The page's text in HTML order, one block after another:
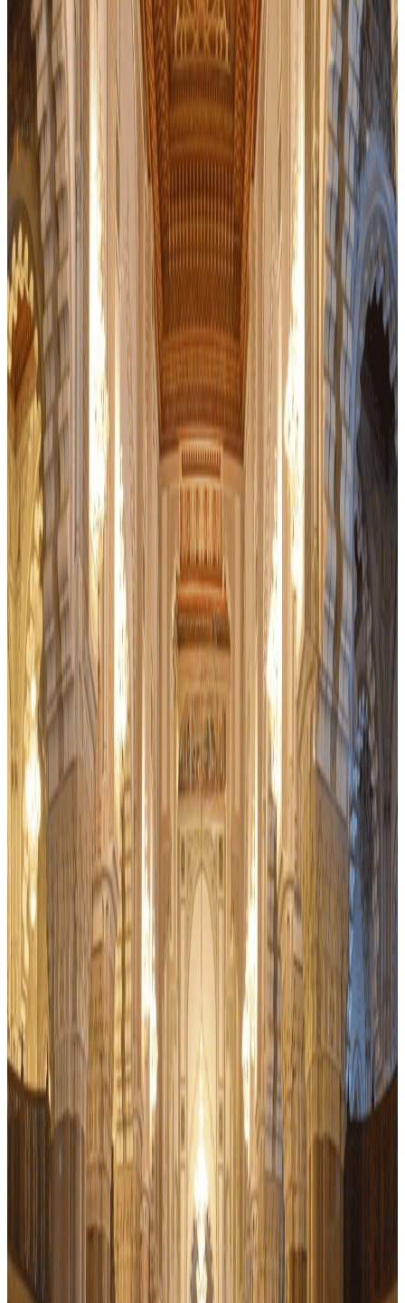
29974
excursion302
MAD
Tres bien note
Reservable
Casablanca : Visite historique avec prise en charge
et retour à l'hôtel
Casablanca
Découvrez les souks animés, les mosquées majestueuses et les
riches saveurs de Casablanca lors d'une visite culturelle qui célèbre
l'héritage et l'hospitalité marocains.
4.7
354
Réserver maintenant
excursion
MAD
Tres bien note
Reservable
Casablanca : Tour de ville avec billet d'entrée à la
Mosquée Hassan II
Casablanca
Découvrez les points forts de Casablanca lors d'une visite d'une
demi-journée en petit groupe. Explorez les destinations les plus
fascinantes de la ville, du Rick's Café aux rues de l'époque
coloniale. Détendez-vous dans le transport climatisé.
4.6
1178
Réserver maintenant
medina 468
MAD
Tres bien note
Reservable
Casablanca : visite guidée privée avec billet pour la
mosquée Hassan II
Casablanca
Découvrez le mode de vie, l'architecture et les paysages de
Casablanca lors d'une visite touristique d'une demi-journée. Flânez
dans les rues de la médina, visitez la mosquée Hassan II et admirez
la cathédrale du Sacré-Cœur.
4.7
334
Réserver maintenant
dromadaire
Tres bien note
Mosquée Hassan-II
Casablanca
J'ai visité pas mal de mosquées mais celle- ci est quand même
spéciale de par ses dimensions, situation exceptionnelles et
ouverture à tous les publics (personne ne m'a demandée de mettre 1
voile ni à aucune des nombreuses touristes …